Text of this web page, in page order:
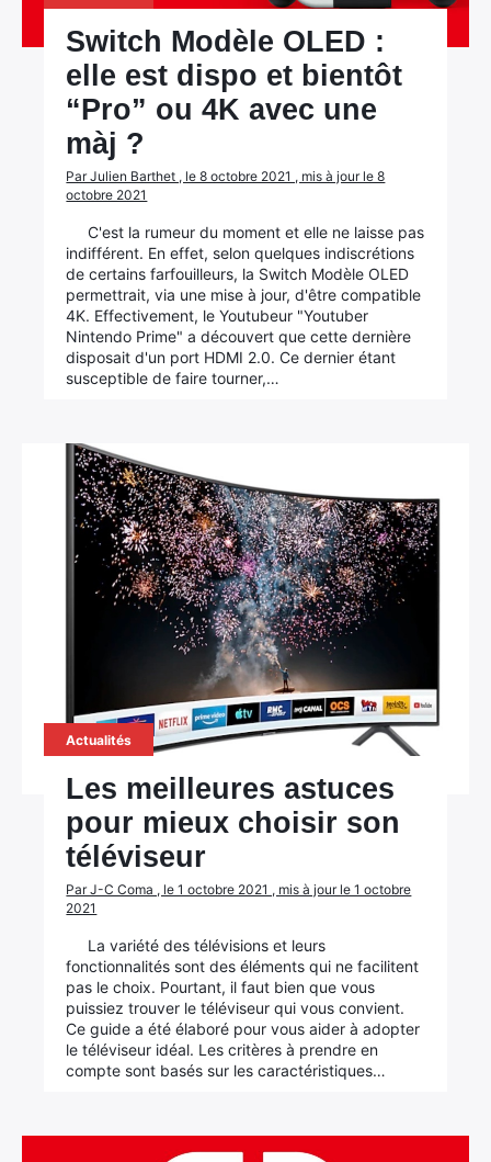
Switch Modèle OLED :
elle est dispo et bientôt
“Pro” ou 4K avec une
màj ?
Par Julien Barthet , le 8 octobre 2021 , mis à jour le 8
octobre 2021
C'est la rumeur du moment et elle ne laisse pas
indifférent. En effet, selon quelques indiscrétions
de certains farfouilleurs, la Switch Modèle OLED
permettrait, via une mise à jour, d'être compatible
4K. Effectivement, le Youtubeur "Youtuber
Nintendo Prime" a découvert que cette dernière
disposait d'un port HDMI 2.0. Ce dernier étant
susceptible de faire tourner,…
Actualités
Les meilleures astuces
pour mieux choisir son
téléviseur
Par J-C Coma , le 1 octobre 2021 , mis à jour le 1 octobre
2021
La variété des télévisions et leurs
fonctionnalités sont des éléments qui ne facilitent
pas le choix. Pourtant, il faut bien que vous
puissiez trouver le téléviseur qui vous convient.
Ce guide a été élaboré pour vous aider à adopter
le téléviseur idéal. Les critères à prendre en
compte sont basés sur les caractéristiques…